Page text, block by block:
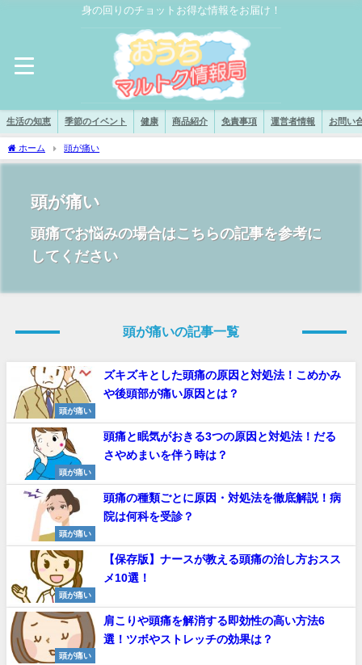
身の回りのチョットお得な情報をお届け！
生活の知恵 季節のイベント 健康 商品紹介 免責事項 運営者情報 お問い
ホーム 頭が痛い
頭が痛い
頭痛でお悩みの場合はこちらの記事を参考に
してください
頭が痛いの記事一覧
頭が痛い
ズキズキとした頭痛の原因と対処法！こめかみ
や後頭部が痛い原因とは？
頭が痛い
頭痛と眠気がおきる3つの原因と対処法！だる
さやめまいを伴う時は？
頭が痛い
頭痛の種類ごとに原因・対処法を徹底解説！病
院は何科を受診？
頭が痛い
【保存版】ナースが教える頭痛の治し方おスス
メ10選！
頭が痛い
肩こりや頭痛を解消する即効性の高い方法6
選！ツボやストレッチの効果は？